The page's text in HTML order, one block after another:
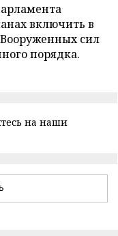
включить в
сил
порядка.
на наши